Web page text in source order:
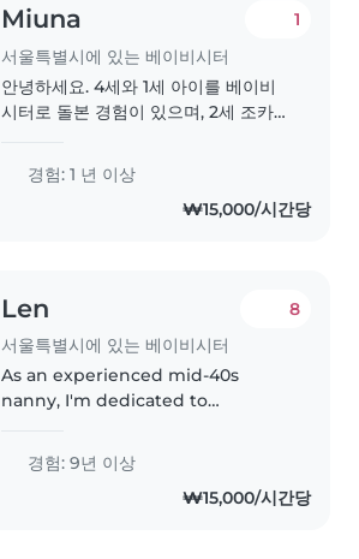
Miuna
서울특별시에 있는 베이비시터
1
안녕하세요. 4세와 1세 아이를 베이비
시터로 돌본 경험이 있으며, 2세 조카가
무 형태의 하우스키퍼로 근무했으며,
현재는 한국에서 하우스키퍼 업무(청
경험: 1 년 이상
₩15,000/시간당
Len
서울특별시에 있는 베이비시터
8
As an experienced mid-40s
nanny, I'm dedicated to
children of all ages. With 9 years
of experience, I've honed my
skills in nurturing, engaging,
경험: 9년 이상
₩15,000/시간당